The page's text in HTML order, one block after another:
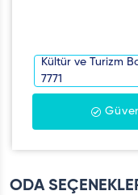
Kültür ve Turizm
7771
ODA